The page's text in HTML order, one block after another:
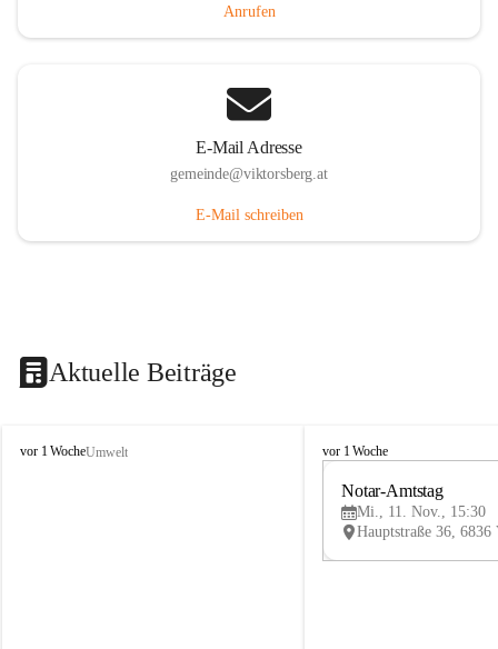
Anrufen
E-Mail Adresse
gemeinde@viktorsberg.at
E-Mail schreiben
Aktuelle Beiträge
V
vor 1 WocheUmwelt
V
vor 1 Woche
Notar-Amtstag
Mi., 11. Nov., 15:30